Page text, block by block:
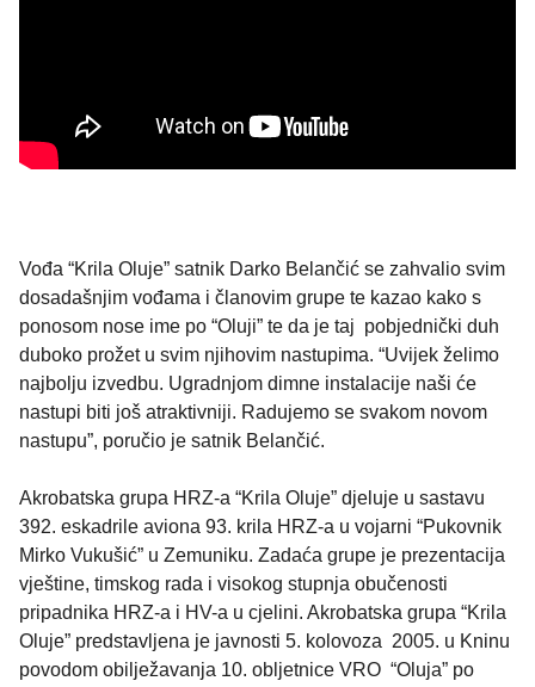
Vođa “Krila Oluje” satnik Darko Belančić se zahvalio svim
dosadašnjim vođama i članovim grupe te kazao kako s
ponosom nose ime po “Oluji” te da je taj pobjednički duh
duboko prožet u svim njihovim nastupima. “Uvijek želimo
najbolju izvedbu. Ugradnjom dimne instalacije naši će
nastupi biti još atraktivniji. Radujemo se svakom novom
nastupu”, poručio je satnik Belančić.
Akrobatska grupa HRZ-a “Krila Oluje” djeluje u sastavu
392. eskadrile aviona 93. krila HRZ-a u vojarni “Pukovnik
Mirko Vukušić” u Zemuniku. Zadaća grupe je prezentacija
vještine, timskog rada i visokog stupnja obučenosti
pripadnika HRZ-a i HV-a u cjelini. Akrobatska grupa “Krila
Oluje” predstavljena je javnosti 5. kolovoza 2005. u Kninu
povodom obilježavanja 10. obljetnice VRO “Oluja” po